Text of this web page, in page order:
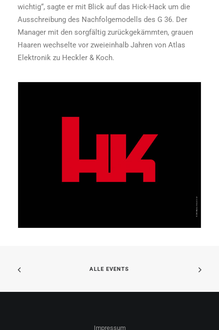
wichtig“, sagte er mit Blick auf das Hick-Hack um die
Ausschreibung des Nachfolgemodells des G 36. Der
Manager mit den sorgfältig zurückgekämmten, grauen
Haaren wechselte vor zweieinhalb Jahren von Atlas
Elektronik zu Heckler & Koch.
ALLE EVENTS
Impressum